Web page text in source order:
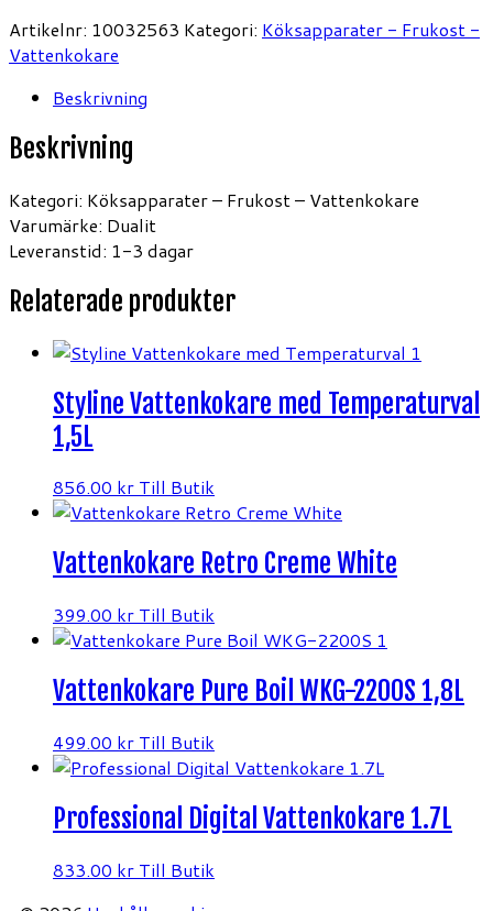
Artikelnr: 10032563 Kategori: Köksapparater - Frukost -
Vattenkokare
Beskrivning
Beskrivning
Kategori: Köksapparater – Frukost – Vattenkokare
Varumärke: Dualit
Leveranstid: 1-3 dagar
Relaterade produkter
Styline Vattenkokare med Temperaturval
1,5L
856.00 kr Till Butik
Vattenkokare Retro Creme White
399.00 kr Till Butik
Vattenkokare Pure Boil WKG-2200S 1,8L
499.00 kr Till Butik
Professional Digital Vattenkokare 1.7L
833.00 kr Till Butik